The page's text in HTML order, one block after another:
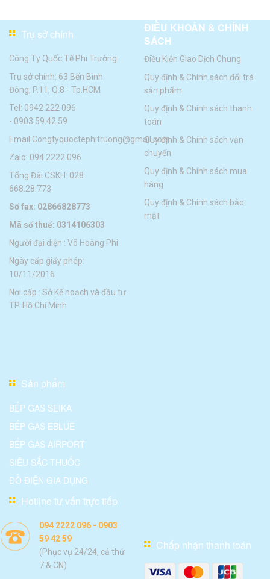
Trụ sở chính
Công Ty Quốc Tế Phi Trường
Trụ sở chính: 63 Bến Bình
Đông, P.11, Q.8 - Tp.HCM
Tel: 0942 222 096
- 0903.59.42.59
Email:Congtyquoctephitruong@gmail.com
Zalo: 094.2222.096
Tổng Đài CSKH: 028
668.28.773
Số fax: 02866828773
Mã số thuế: 0314106303
Người đại diện : Võ Hoàng Phi
Ngày cấp giấy phép:
10/11/2016
Nơi cấp : Sở Kế hoạch và đầu tư
TP. Hồ Chí Minh
ĐIỀU KHOẢN & CHÍNH
SÁCH
Điều Kiện Giao Dịch Chung
Quy định & Chính sách đổi trà
sản phẩm
Quy định & Chính sách thanh
toán
Quy định & Chính sách vận
chuyển
Quy định & Chính sách mua
hàng
Quy định & Chính sách bảo
mật
Sản phẩm
BẾP GAS SEIKA
BẾP GAS EBLUE
BẾP GAS AIRPORT
SIÊU SẮC THUỐC
ĐỒ ĐIỆN GIA DỤNG
Hotline tư vấn trực tiếp
094 2222 096 - 0903
59 42 59
(Phục vụ 24/24, cả thứ
7 & CN)
Chấp nhận thanh toán